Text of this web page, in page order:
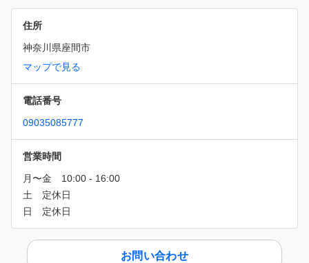
住所
神奈川県座間市
マップで見る
電話番号
09035085777
営業時間
お問い合わせ